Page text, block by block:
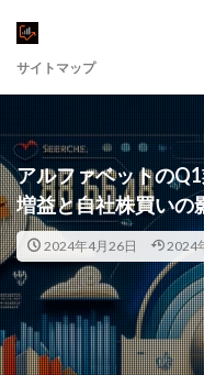
サイトマップ
アルファベットの
増益と自社株買いの
2024年4月26日 2024